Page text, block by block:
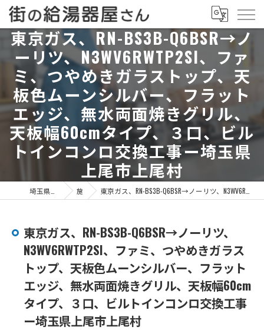
東京ガス、RN-BS3B-Q6BSR→ノ
ーリツ、N3WV6RWTP2SI、ファ
ミ、つやめきガラストップ、天
板色ムーンシルバー、フラット
エッジ、無水両面焼きグリル、
天板幅60cmタイプ、３口、ビル
トインコンロ交換工事ー埼玉県
上尾市上尾村
施工事例 東京ガス、RN-BS3B-Q6BSR→ノーリツ、N3WV6RWTP2SI、ファミ、つやめきガラストップ、天板色ムーンシルバー、フラットエッジ、無水両面焼きグリル、天板幅60cmタイプ、３口、ビルトインコンロ交換工事ー埼玉県上尾市上尾村
東京ガス、RN-BS3B-Q6BSR→ノーリツ、
N3WV6RWTP2SI、ファミ、つやめきガラス
トップ、天板色ムーンシルバー、フラット
エッジ、無水両面焼きグリル、天板幅60cm
タイプ、３口、ビルトインコンロ交換工事
ー埼玉県上尾市上尾村